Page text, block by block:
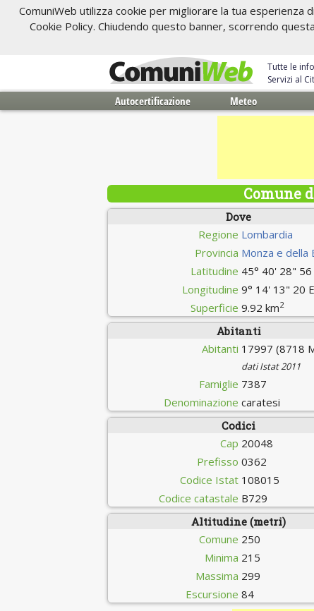
ComuniWeb utilizza cookie per migliorare la tua
Cookie Policy. Chiudendo questo banner, scorrendo
Tutte le
Servizi al
Autocertificazione Meteo
Comune
Dove
Regione Lombardia
Provincia Monza e della
Latitudine 45° 40' 28" 56
Longitudine 9° 14' 13" 20 E
Superficie 9.92 km2
Abitanti
Abitanti 17997 (8718
dati Istat 2011
Famiglie 7387
Denominazione caratesi
Codici
Cap 20048
Prefisso 0362
Codice Istat 108015
Codice catastale B729
Altitudine (metri)
Comune 250
Minima 215
Massima 299
Escursione 84